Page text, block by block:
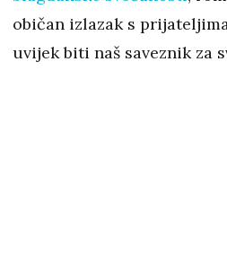
običan izlazak s
uvijek biti naš saveznik za